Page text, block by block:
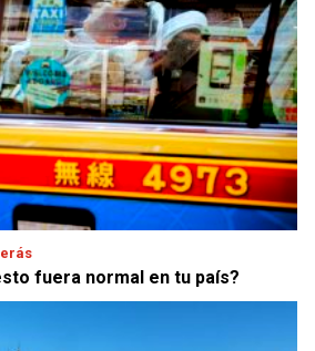
fuera normal en tu país?